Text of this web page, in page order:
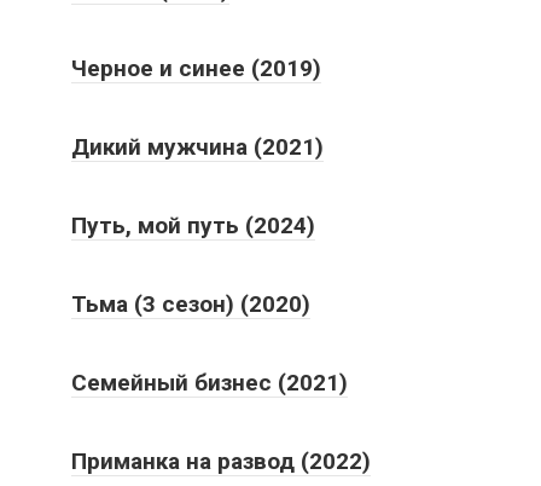
Черное и синее (2019)
Дикий мужчина (2021)
Путь, мой путь (2024)
Тьма (3 сезон) (2020)
Семейный бизнес (2021)
Приманка на развод (2022)